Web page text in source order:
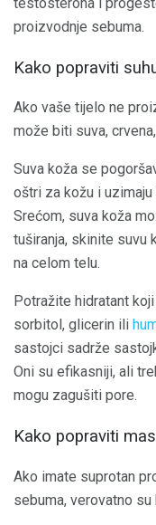
proizvodnje sebuma.
Kako popraviti
Ako vaše tijelo ne
može biti suva,
Suva koža se
oštri za kožu i
Srećom, suva koža
tuširanja, skinite suvu
na celom telu.
Potražite hidratant
sorbitol, glicerin ili
sastojci sadrže
Oni su efikasniji, ali
mogu zagušiti pore.
Kako popraviti
Ako imate suprotan
sebuma, verovatno